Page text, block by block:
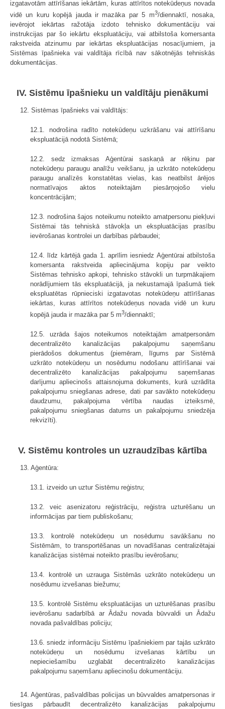
izgatavotām attīrīšanas iekārtām, kuras attīrītos notekūdeņus novada
vidē un kuru kopējā jauda ir mazāka par 5 m3/diennaktī, nosaka,
ievērojot iekārtas ražotāja izdoto tehnisko dokumentāciju vai
instrukcijas par šo iekārtu ekspluatāciju, vai atbilstoša komersanta
rakstveida atzinumu par iekārtas ekspluatācijas nosacījumiem, ja
Sistēmas īpašnieka vai valdītāja rīcībā nav sākotnējās tehniskās
dokumentācijas.
IV. Sistēmu īpašnieku un valdītāju pienākumi
12. Sistēmas īpašnieks vai valdītājs:
12.1. nodrošina radīto notekūdeņu uzkrāšanu vai attīrīšanu
ekspluatācijā nodotā Sistēmā;
12.2. sedz izmaksas Aģentūrai saskaņā ar rēķinu par
notekūdeņu paraugu analīžu veikšanu, ja uzkrāto notekūdeņu
paraugu analīzēs konstatētas vielas, kas neatbilst ārējos
normatīvajos aktos noteiktajām piesārņojošo vielu
koncentrācijām;
12.3. nodrošina šajos noteikumu noteikto amatpersonu piekļuvi
Sistēmai tās tehniskā stāvokļa un ekspluatācijas prasību
ievērošanas kontrolei un darbības pārbaudei;
12.4. līdz kārtējā gada 1. aprīlim iesniedz Aģentūrai atbilstoša
komersanta rakstveida apliecinājuma kopiju par veikto
Sistēmas tehnisko apkopi, tehnisko stāvokli un turpmākajiem
norādījumiem tās ekspluatācijā, ja nekustamajā īpašumā tiek
ekspluatētas rūpnieciski izgatavotas notekūdeņu attīrīšanas
iekārtas, kuras attīrītos notekūdeņus novada vidē un kuru
kopējā jauda ir mazāka par 5 m3/diennaktī;
12.5. uzrāda šajos noteikumos noteiktajām amatpersonām
decentralizēto kanalizācijas pakalpojumu saņemšanu
pierādošos dokumentus (piemēram, līgums par Sistēmā
uzkrāto notekūdeņu un nosēdumu nodošanu attīrīšanai vai
decentralizēto kanalizācijas pakalpojumu saņemšanas
darījumu apliecinošs attaisnojuma dokuments, kurā uzrādīta
pakalpojumu sniegšanas adrese, dati par savākto notekūdeņu
daudzumu, pakalpojuma vērtība naudas izteiksmē,
pakalpojumu sniegšanas datums un pakalpojumu sniedzēja
rekvizīti).
V. Sistēmu kontroles un uzraudzības kārtība
13. Aģentūra:
13.1. izveido un uztur Sistēmu reģistru;
13.2. veic asenizatoru reģistrāciju, reģistra uzturēšanu un
informācijas par tiem publiskošanu;
13.3. kontrolē notekūdeņu un nosēdumu savākšanu no
Sistēmām, to transportēšanas un novadīšanas centralizētajai
kanalizācijas sistēmai noteikto prasību ievērošanu;
13.4. kontrolē un uzrauga Sistēmās uzkrāto notekūdeņu un
nosēdumu izvešanas biežumu;
13.5. kontrolē Sistēmu ekspluatācijas un uzturēšanas prasību
ievērošanu sadarbībā ar Ādažu novada būvvaldi un Ādažu
novada pašvaldības policiju;
13.6. sniedz informāciju Sistēmu īpašniekiem par tajās uzkrāto
notekūdeņu un nosēdumu izvešanas kārtību un
nepieciešamību uzglabāt decentralizēto kanalizācijas
pakalpojumu saņemšanu apliecinošu dokumentāciju.
14. Aģentūras, pašvaldības policijas un būvvaldes amatpersonas ir
tiesīgas pārbaudīt decentralizēto kanalizācijas pakalpojumu